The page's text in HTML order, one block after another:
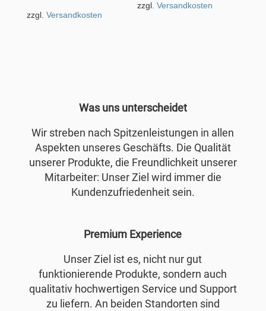
zzgl. Versandkosten
zzgl.Versandkosten
Was uns unterscheidet
Wir streben nach Spitzenleistungen in allen
Aspekten unseres Geschäfts. Die Qualität
unserer Produkte, die Freundlichkeit unserer
Mitarbeiter: Unser Ziel wird immer die
Kundenzufriedenheit sein.
Premium Experience
Unser Ziel ist es, nicht nur gut
funktionierende Produkte, sondern auch
qualitativ hochwertigen Service und Support
zu liefern. An beiden Standorten sind